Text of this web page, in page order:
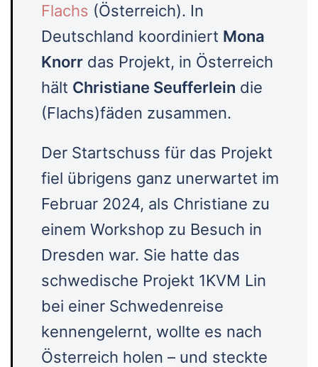
Flachs (Österreich). In
Deutschland koordiniert Mona
Knorr das Projekt, in Österreich
hält Christiane Seufferlein die
(Flachs)fäden zusammen.
Der Startschuss für das Projekt
fiel übrigens ganz unerwartet im
Februar 2024, als Christiane zu
einem Workshop zu Besuch in
Dresden war. Sie hatte das
schwedische Projekt 1KVM Lin
bei einer Schwedenreise
kennengelernt, wollte es nach
Österreich holen – und steckte